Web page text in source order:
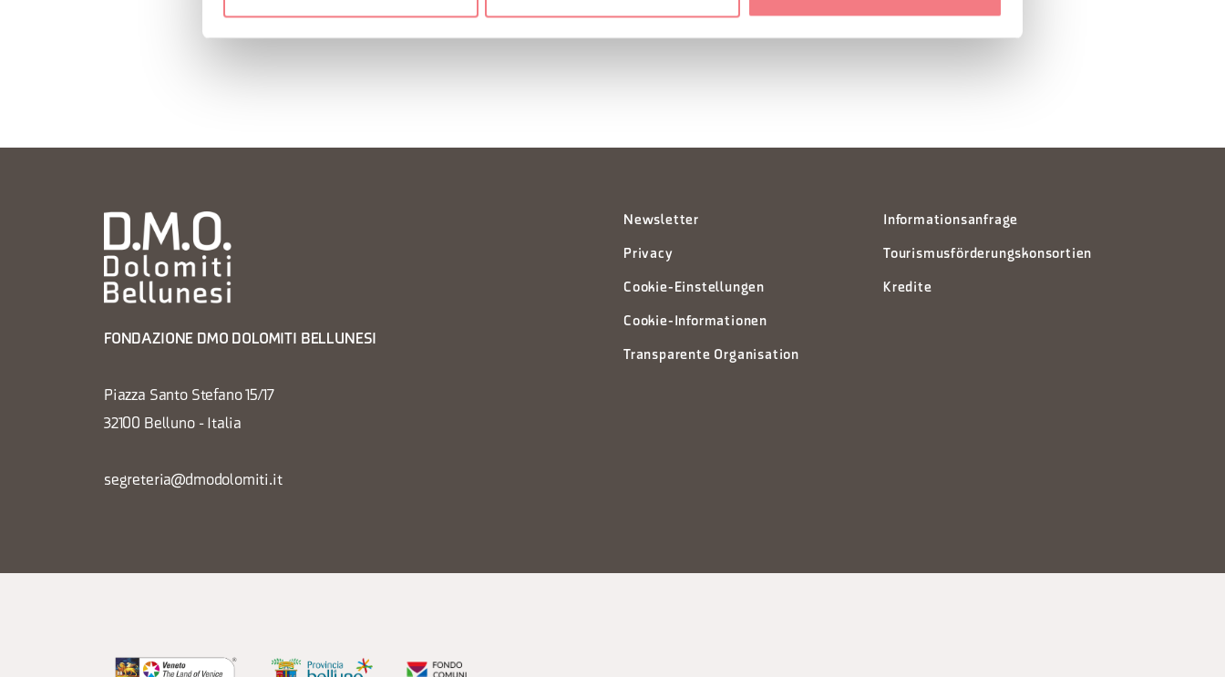
FONDAZIONE DMO DOLOMITI BELLUNESI
Piazza Santo Stefano 15/17
32100 Belluno - Italia
segreteria@dmodolomiti.it
Newsletter
Privacy
Cookie-Einstellungen
Cookie-Informationen
Transparente Organisation
Informationsanfrage
Tourismusförderungskonsortien
Kredite